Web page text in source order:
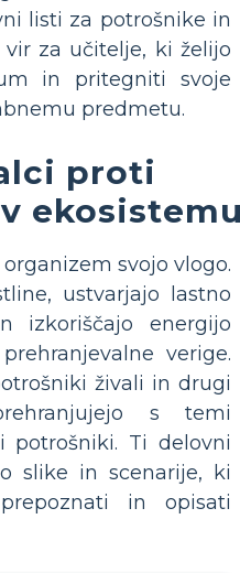
listi za potrošnike in
za učitelje, ki želijo
in pritegniti svoje
predmetu.
proti
svojo vlogo.
ustvarjajo lastno
izkoriščajo energijo
verige.
živali in drugi
s temi
potrošniki. Ti delovni
slike in scenarije, ki
in opisati